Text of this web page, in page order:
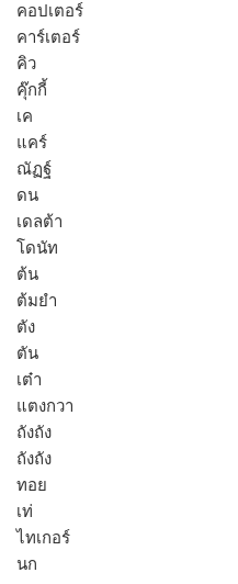
คอปเตอร์
คาร์เตอร์
คิว
คุ๊กกี้
เค
แคร์
ณัฏฐ์
ดน
เดลต้า
โดนัท
ต้น
ต้มยำ
ตัง
ตัน
เต๋า
แตงกวา
ถังถัง
ถังถัง
ทอย
เท่
ไทเกอร์
นก